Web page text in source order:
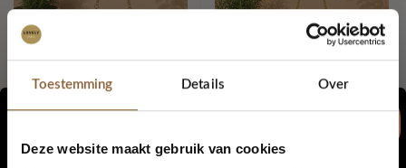
Toestemming Details Over
Deze website maakt gebruik van cookies
Amber – The Shine Mini
Champagne – The Shine